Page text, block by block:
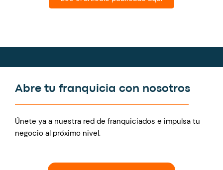
Abre tu franquicia con nosotros
Únete ya a nuestra red de franquiciados e impulsa tu
negocio al próximo nivel.